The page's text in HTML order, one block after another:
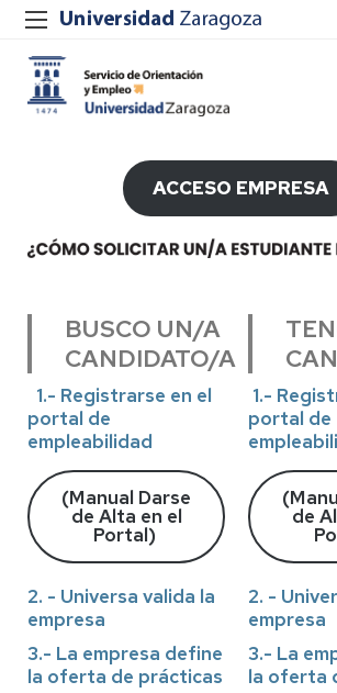
ACCESO EMPRESA
BUSCO UN/A
CANDIDATO/A
1.- Registrarse en el
portal de
empleabilidad
(Manual Darse
de Alta en el
Portal)
2. - Universa valida la
empresa
3.- La empresa define
la oferta de prácticas
1.-
portal de
de
2. -
empresa
3.- La
la oferta